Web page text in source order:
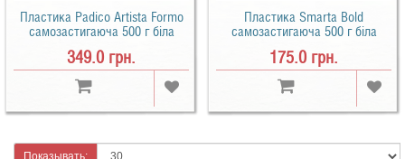
Пластика Padico Artista Formo
самозастигаюча 500 г біла
349.0 грн.
Пластика Smarta Bold
самозастигаюча 500 г біла
175.0 грн.
Показывать: